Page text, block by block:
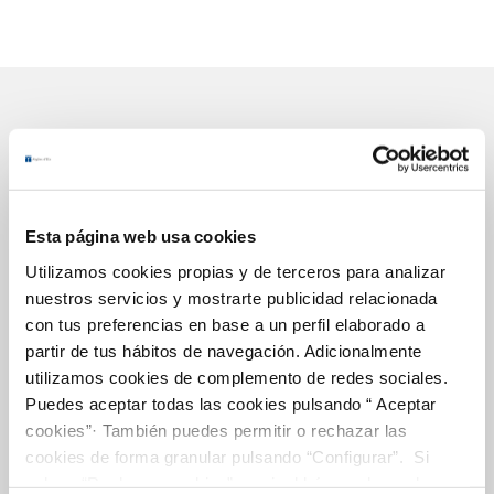
Esta página web usa cookies
Utilizamos cookies propias y de terceros para analizar
nuestros servicios y mostrarte publicidad relacionada
con tus preferencias en base a un perfil elaborado a
partir de tus hábitos de navegación. Adicionalmente
utilizamos cookies de complemento de redes sociales.
Puedes aceptar todas las cookies pulsando “ Aceptar
cookies”· También puedes permitir o rechazar las
cookies de forma granular pulsando “Configurar”. Si
Gestiones Online
FACTURAS, PAGOS Y CONSUMOS
CONTRATOS
MODIFICACIÓN DE DATOS
INCIDENCIAS
OTRAS GESTIONES
TODAS LAS GESTIONES